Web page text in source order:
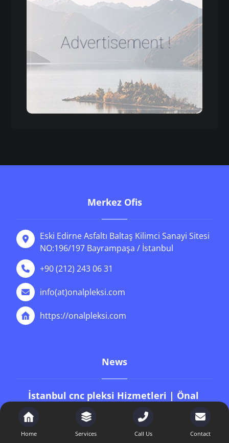
Merkez Ofis
Eski Edirne Asfaltı Baltaş Kilimci Sanayi Sitesi
NO:196/197 Bayrampaşa / İstanbul
+90 (212) 243 06 31
info(at)onalpleksi.com
https://onalpleksi.com
News
İstanbul cnc pleksi Hizmetleri | Önal
Home Services Call Us Contact